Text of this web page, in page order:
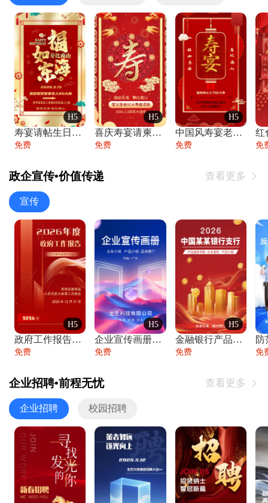
H5
寿宴请帖生日宴邀请函老人寿星生日快乐祝寿
免费
H5
喜庆寿宴请柬老人生日宴会邀请函请柬过大寿
免费
H5
中国风寿宴老人生日宴会邀请函寿宴请帖请柬
免费 免
政企宣传•价值传递 查看更多 
宣传
H5
政府工作报告政府年终工作总结
免费
H5
企业宣传画册公司简介产品介绍业务宣传手册
免费
H5
金融银行产品宣传手册企业宣传产品介绍
免费
防
免
企业招聘•前程无忧 查看更多 
企业招聘 校园招聘